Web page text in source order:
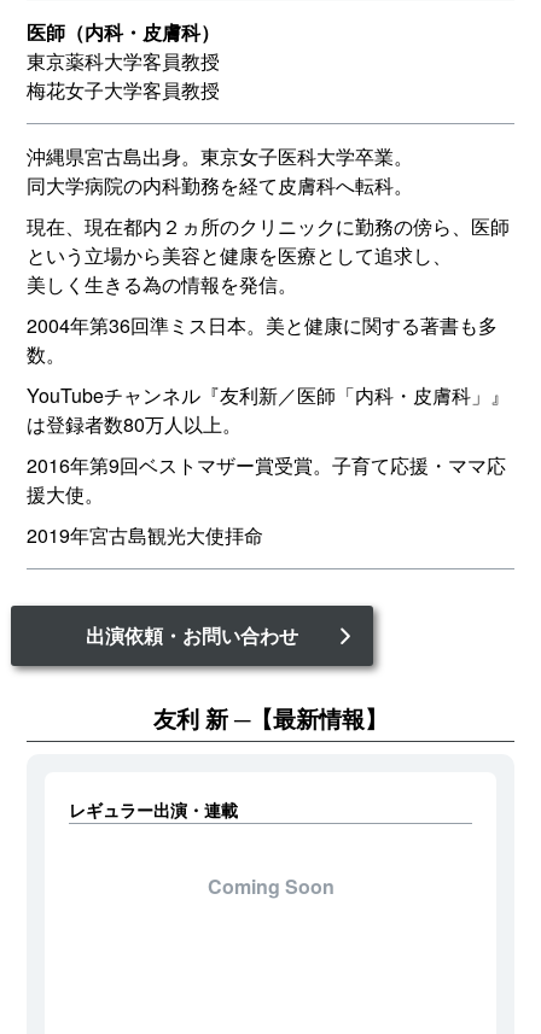
医師（内科・皮膚科）
東京薬科大学客員教授
梅花女子大学客員教授
沖縄県宮古島出身。東京女子医科大学卒業。
同大学病院の内科勤務を経て皮膚科へ転科。
現在、現在都内２ヵ所のクリニックに勤務の傍ら、医師
という立場から美容と健康を医療として追求し、
美しく生きる為の情報を発信。
2004年第36回準ミス日本。美と健康に関する著書も多
数。
YouTubeチャンネル『友利新／医師「内科・皮膚科」』
は登録者数80万人以上。
2016年第9回ベストマザー賞受賞。子育て応援・ママ応
援大使。
2019年宮古島観光大使拝命
出演依頼・お問い合わせ
友利 新 【最新情報】
レギュラー出演・連載
Coming Soon